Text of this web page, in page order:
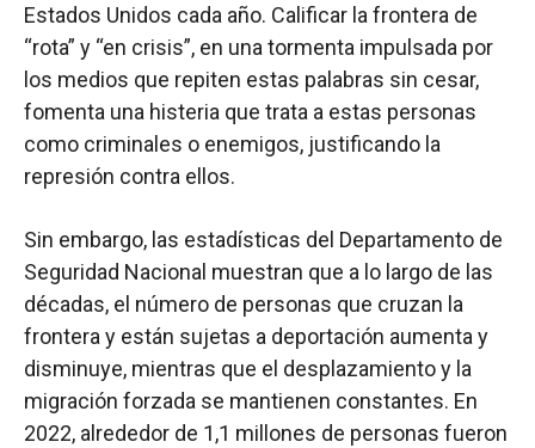
Estados Unidos cada año. Calificar la frontera de
“rota” y “en crisis”, en una tormenta impulsada por
los medios que repiten estas palabras sin cesar,
fomenta una histeria que trata a estas personas
como criminales o enemigos, justificando la
represión contra ellos.
Sin embargo, las estadísticas del Departamento de
Seguridad Nacional muestran que a lo largo de las
décadas, el número de personas que cruzan la
frontera y están sujetas a deportación aumenta y
disminuye, mientras que el desplazamiento y la
migración forzada se mantienen constantes. En
2022, alrededor de 1,1 millones de personas fueron